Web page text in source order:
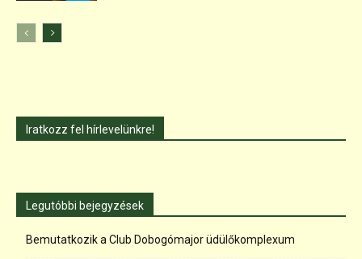
Iratkozz fel hírlevelünkre!
Legutóbbi bejegyzések
Bemutatkozik a Club Dobogómajor üdülőkomplexum